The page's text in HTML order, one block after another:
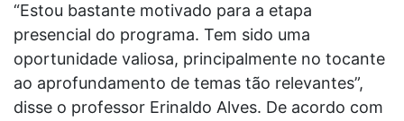
“Estou bastante motivado para a etapa
presencial do programa. Tem sido uma
oportunidade valiosa, principalmente no tocante
ao aprofundamento de temas tão relevantes”,
disse o professor Erinaldo Alves. De acordo com